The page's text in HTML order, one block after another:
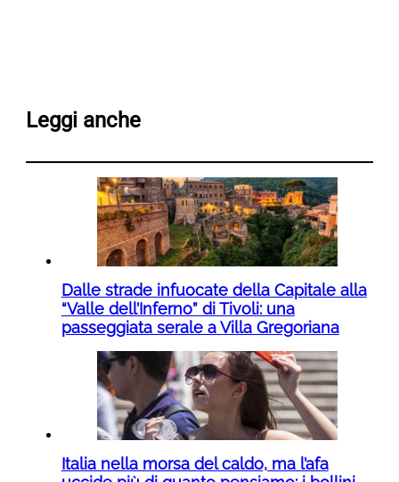
Leggi anche
Dalle strade infuocate della Capitale alla
“Valle dell’Inferno” di Tivoli: una
passeggiata serale a Villa Gregoriana
Italia nella morsa del caldo, ma l’afa